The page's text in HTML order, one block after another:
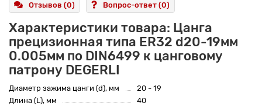
Отзывов (0) Вопрос-ответ (0)
Характеристики товара: Цанга
прецизионная типа ER32 d20-19мм
0.005мм по DIN6499 к цанговому
патрону DEGERLI
Диаметр зажима цанги (d), мм
20 - 19
Длина (L), мм
40